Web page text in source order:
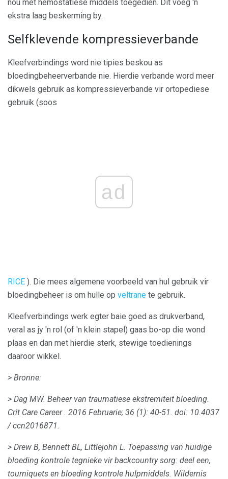
nou met hemostatiese middels toegedien. Dit voeg 'n
ekstra laag beskerming by.
Selfklevende kompressieverbande
Kleefverbindings word nie tipies beskou as
bloedingbeheerverbande nie. Hierdie verbande word meer
dikwels gebruik as kompressieverbande vir ortopediese
gebruik (soos
ad
RICE ). Die mees algemene voorbeeld van hul gebruik vir
bloedingbeheer is om hulle op veltrane te gebruik.
Kleefverbindings werk egter baie goed as drukverband,
veral as jy 'n rol (of 'n klein stapel) gaas bo-op die wond
plaas en dan met hierdie sterk, stewige toedienings
daaroor wikkel.
> Bronne:
> Dag MW. Beheer van traumatiese ekstremiteit bloeding.
Crit Care Career. 2016 Februarie; 36 (1): 40-51. doi: 10.4037
/ ccn2016871.
> Drew B, Bennett BL, Littlejohn L. Toepassing van huidige
bloeding kontrole tegnieke vir backcountry sorg: deel een,
tourniquets en bloeding kontrole hulpmiddels. Wildernis